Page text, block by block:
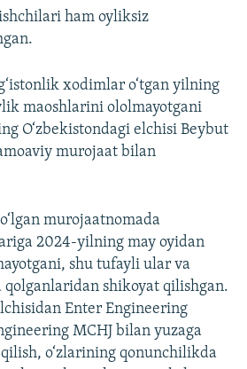
ham oyliksiz
xodimlar o‘tgan yilning
maoshlarini ololmayotgani
O‘zbekistondagi elchisi Beybut
murojaat bilan
murojaatnomada
2024-yilning may oyidan
shu tufayli ular va
shikoyat qilishgan.
Enter Engineering
MCHJ bilan yuzaga
o‘zlarining qonunchilikda